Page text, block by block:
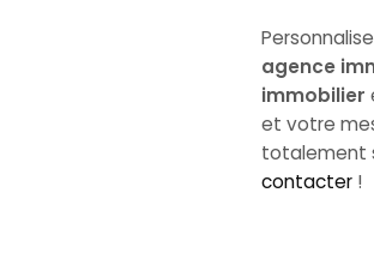
agence
immobilier
et votre
totalement
contacter !